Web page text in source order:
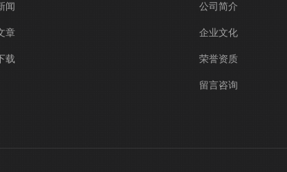
闻
章
载
公司简介
企业文化
荣誉资质
留言咨询